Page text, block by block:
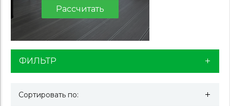
Рассчитать
ФИЛЬТР
Сортировать по: